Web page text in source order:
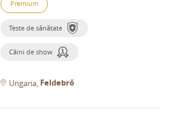
Premium
Teste de sănătate
Câini de show
Ungaria Feldebrő